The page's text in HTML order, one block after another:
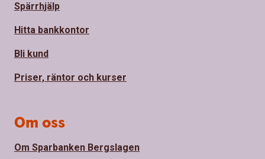
Spärrhjälp
Hitta bankkontor
Bli kund
Priser, räntor och kurser
Om oss
Om Sparbanken Bergslagen